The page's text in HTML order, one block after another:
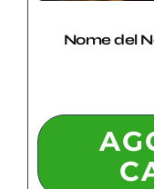
Nome del